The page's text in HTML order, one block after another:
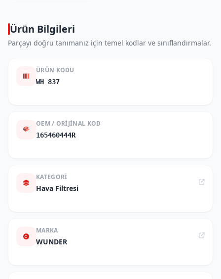
Ürün Bilgileri
Parçayı doğru tanımanız için temel kodlar ve sınıflandırmalar.
ÜRÜN KODU
WH 837
OEM / ORIJINAL KOD
165460444R
KATEGORI
Hava Filtresi
MARKA
WUNDER